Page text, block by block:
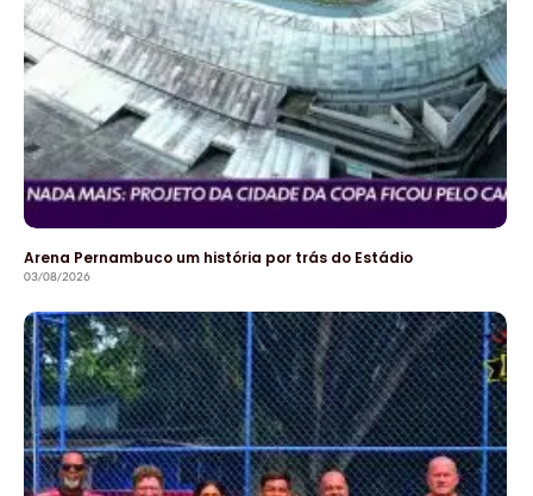
Arena Pernambuco um história por trás do Estádio
03/08/2026